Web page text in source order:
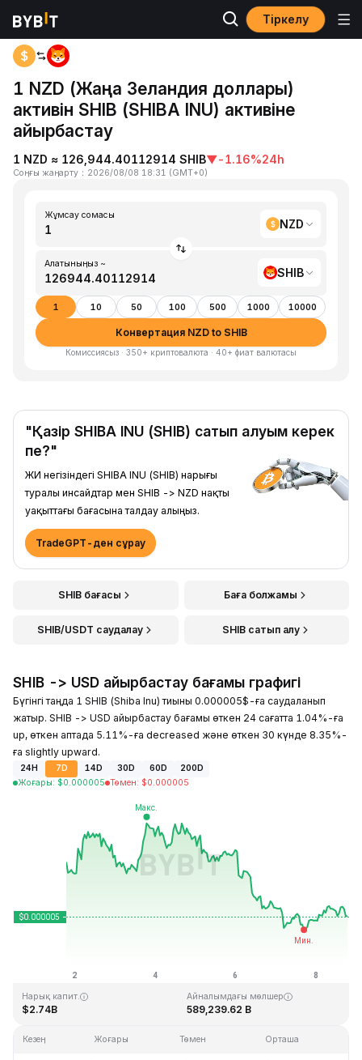
Тіркелу
Басты бет
1 NZD (Жаңа Зеландия доллары)
активін SHIB (SHIBA INU) активіне
айырбастау
1 NZD ≈ 126,944.40112914 SHIB▼-1.16%24h
Соңғы жаңарту ： 2026/08/08 18:31 (GMT+0)
Жұмсау сомасы
NZD
Алатыныңыз ~
SHIB
1 10 50 100 500 1000 10000
Конвертация NZD to SHIB
Комиссиясыз · 350+ криптовалюта · 40+ фиат валютасы
"Қазір SHIBA INU (SHIB) сатып алуым керек
пе?"
ЖИ негізіндегі SHIBA INU (SHIB) нарығы
туралы инсайдтар мен SHIB -> NZD нақты
уақыттағы бағасына талдау алыңыз.
TradeGPT-ден сұрау
SHIB бағасы Баға болжамы
SHIB/USDT саудалау SHIB сатып алу
SHIB -> USD айырбастау бағамы графигі
Бүгінгі таңда 1 SHIB (Shiba Inu) тиыны 0.000005$-ға саудаланып
жатыр. SHIB -> USD айырбастау бағамы өткен 24 сағатта 1.04%-ға
up, өткен аптада 5.11%-ға decreased және өткен 30 күнде 8.35%-
ға slightly upward.
24H 7D 14D 30D 60D
200D
Жоғары: $0.000005 Төмен: $0.000005
$0.000086 $0.000000
Нарық капит.
$2.74B
Айналымдағы мөлшер
589,239.62 B
Кезең Жоғары Төмен Орташа